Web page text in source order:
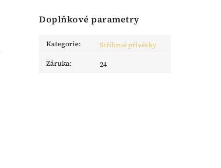
Doplňkové parametry
Kategorie:
Stříbrné přívěsky
Záruka: 24